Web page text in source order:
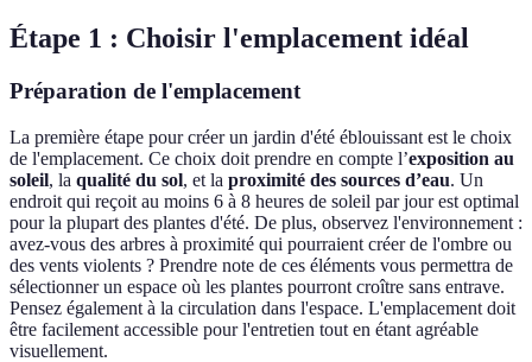
Étape 1 : Choisir l'emplacement idéal
Préparation de l'emplacement
La première étape pour créer un jardin d'été éblouissant est le choix
de l'emplacement. Ce choix doit prendre en compte l’exposition au
soleil, la qualité du sol, et la proximité des sources d’eau. Un
endroit qui reçoit au moins 6 à 8 heures de soleil par jour est optimal
pour la plupart des plantes d'été. De plus, observez l'environnement :
avez-vous des arbres à proximité qui pourraient créer de l'ombre ou
des vents violents ? Prendre note de ces éléments vous permettra de
sélectionner un espace où les plantes pourront croître sans entrave.
Pensez également à la circulation dans l'espace. L'emplacement doit
être facilement accessible pour l'entretien tout en étant agréable
visuellement.